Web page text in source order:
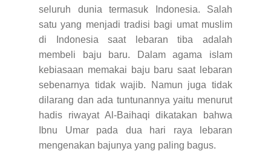
seluruh dunia termasuk Indonesia. Salah
satu yang menjadi tradisi bagi umat muslim
di Indonesia saat lebaran tiba adalah
membeli baju baru. Dalam agama islam
kebiasaan memakai baju baru saat lebaran
sebenarnya tidak wajib. Namun juga tidak
dilarang dan ada tuntunannya yaitu menurut
hadis riwayat Al-Baihaqi dikatakan bahwa
Ibnu Umar pada dua hari raya lebaran
mengenakan bajunya yang paling bagus.